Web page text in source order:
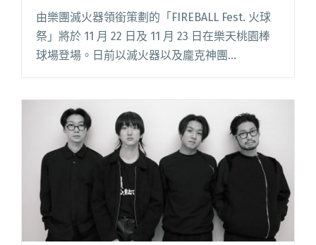
睽違7年再度來台
由樂團滅火器領銜策劃的「FIREBALL Fest. 火球
祭」將於 11 月 22 日及 11 月 23 日在樂天桃園棒
球場登場。日前以滅火器以及龐克神團
「WANIMA」揭開序幕後，陸續公開新一波參演
"2025 火球祭公布新一波卡司：韓國樂團SE SO
NEON、04 Limited Sazabys睽違7年再度來台"